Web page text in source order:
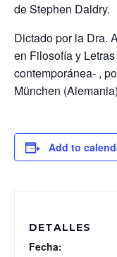
de Stephen Daldry.
Dictado por la Dra.
en Filosofía y
contemporánea- ,
München
Add to
DETALLES
Fecha: